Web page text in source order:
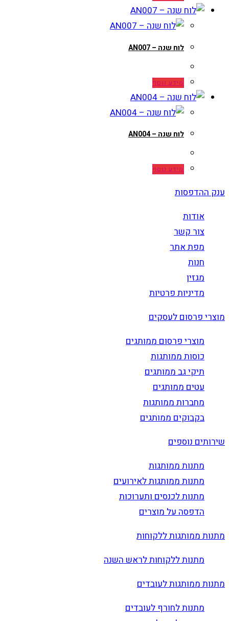
לוח שנה – AN007
מידע נוסף
לוח שנה – AN004
מידע נוסף
ענק ההדפסות
אודות
צור קשר
מפת אתר
חנות
מגזין
מדיניות פרטיות
מוצרי פרסום לעסקים
מוצרי פרסום ממותגים
כוסות ממותגות
תיקי גב ממותגים
עטים ממותגים
מחברות ממותגות
בקבוקים ממותגים
שירותים נוספים
מתנות ממותגות
מתנות ממותגות לאירועים
מתנות לכנסים ותערוכות
הדפסה על מוצרים
מתנות ממותגות ללקוחות
מתנות ללקוחות לראש השנה
מתנות ממותגות לעובדים
מתנות לחורף לעובדים